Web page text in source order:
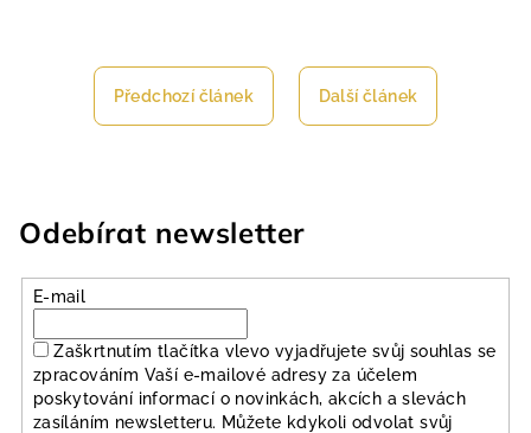
Předchozí článek Další článek
Odebírat newsletter
E-mail
Zaškrtnutím tlačítka vlevo vyjadřujete svůj souhlas se
zpracováním Vaší e-mailové adresy za účelem
poskytování informací o novinkách, akcích a slevách
zasíláním newsletteru. Můžete kdykoli odvolat svůj